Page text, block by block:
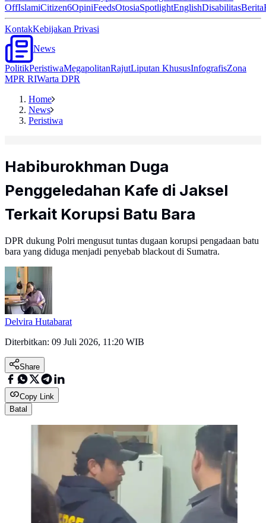
OffIslamiCitizen6OpiniFeedsOtosiaSpotlightEnglishDisabilitasBerita
KontakKebijakan Privasi
News
PolitikPeristiwaMegapolitanRajutLiputan KhususInfografisZona
MPR RIWarta DPR
Home
News
Peristiwa
Habiburokhman Duga
Penggeledahan Kafe di Jaksel
Terkait Korupsi Batu Bara
DPR dukung Polri mengusut tuntas dugaan korupsi pengadaan batu
bara yang diduga menjadi penyebab blackout di Sumatra.
Delvira Hutabarat
Diterbitkan: 09 Juli 2026, 11:20 WIB
Share
Copy Link
Batal